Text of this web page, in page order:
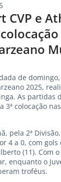
CVP e
de
2025,
As partidas
colocação
pela 2ª
4 a 0, com gols
(11). Com
enquanto o
troféus.